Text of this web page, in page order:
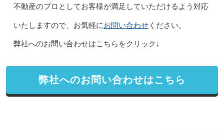
不動産のプロとしてお客様が満足していただけるよう対応
いたしますので、お気軽にお問い合わせください。
弊社へのお問い合わせはこちらをクリック↓
弊社へのお問い合わせはこちら